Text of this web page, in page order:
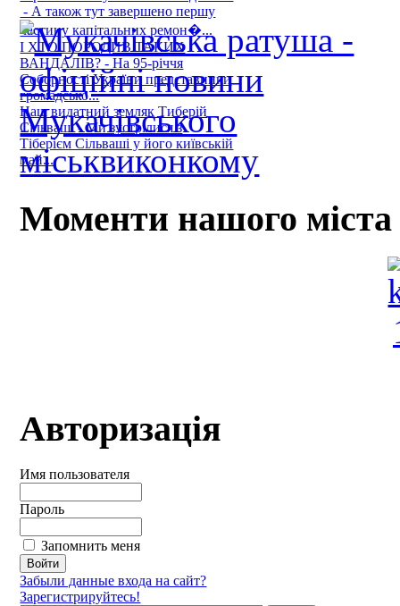
- А також тут завершено першу
частину капітальних ремон�...
І ХТО ПОРОДИВ ТАКИХ
ВАНДАЛІВ? - На 95-річчя
Соборності України представники
громадсько...
Наш видатний земляк Тиберій
Сільваші - Ми зустрілися з
Тіберієм Сільваші у його київській
май...
Моменти нашого міста
Авторизація
Имя пользователя
Пароль
Запомнить меня
Забыли данные входа на сайт?
Зарегистрируйтесь!